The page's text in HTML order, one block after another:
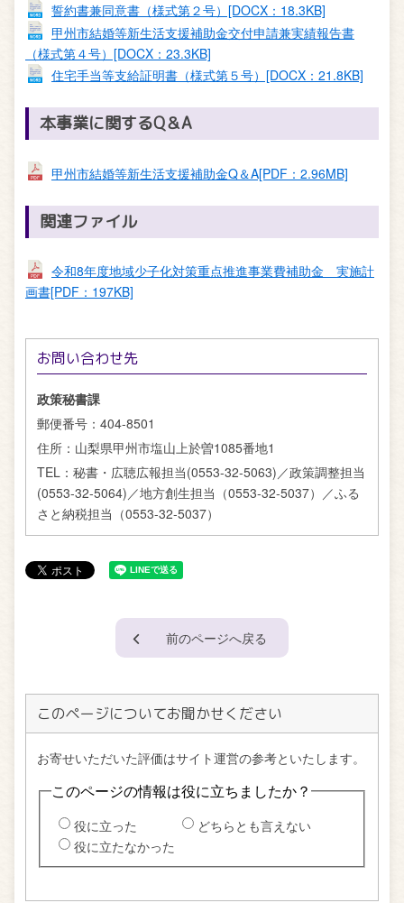
誓約書兼同意書（様式第２号）[DOCX：18.3KB]
甲州市結婚等新生活支援補助金交付申請兼実績報告書
（様式第４号）[DOCX：23.3KB]
住宅手当等支給証明書（様式第５号）[DOCX：21.8KB]
本事業に関するQ＆A
甲州市結婚等新生活支援補助金Q＆A[PDF：2.96MB]
関連ファイル
令和8年度地域少子化対策重点推進事業費補助金 実施計
画書[PDF：197KB]
お問い合わせ先
政策秘書課
郵便番号： 404-8501
住所： 山梨県甲州市塩山上於曽1085番地1
TEL： 秘書・広聴広報担当(0553-32-5063)／政策調整担当
(0553-32-5064)／地方創生担当（0553-32-5037）／ふる
さと納税担当（0553-32-5037）
前のページへ戻る
このページについてお聞かせください